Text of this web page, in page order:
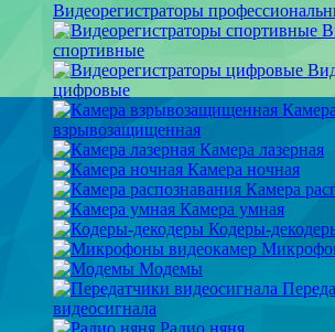
Видеорегистраторы
спортивные
цифровые
Камера
взрывозащищенная
Камера лазерная
Камера ночная
Камера
Камера умная
Кодеры-
Модемы
видеосигнала
Радио няня